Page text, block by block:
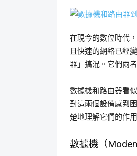
在現今的數位時代
且快速的網絡已經
器」搞混。它們兩
數據機和路由器看
對這兩個設備感到
楚地理解它們的作
數據機（